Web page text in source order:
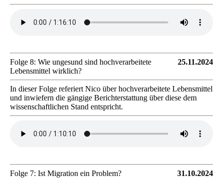
Folge 8: Wie ungesund sind hochverarbeitete
Lebensmittel wirklich?
25.11.2024
In dieser Folge referiert Nico über hochverarbeitete Lebensmittel
und inwiefern die gängige Berichterstattung über diese dem
wissenschaftlichen Stand entspricht.
Folge 7: Ist Migration ein Problem? 31.10.2024